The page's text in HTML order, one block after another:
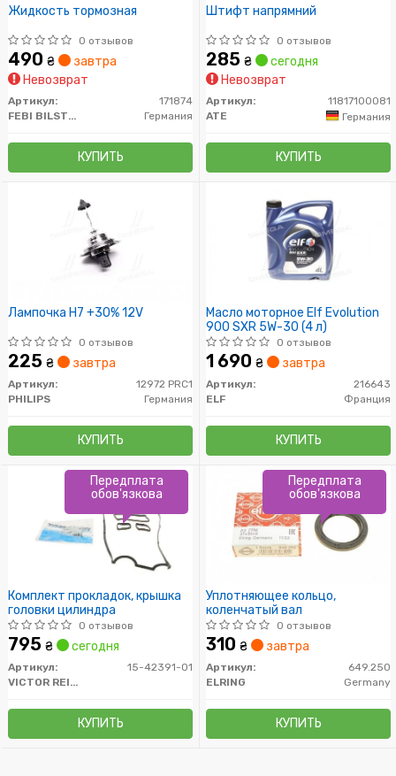
Жидкость тормозная
0 отзывов
490 ₴
завтра
Невозврат
Артикул:
171874
FEBI BILSTEIN
Германия
КУПИТЬ
Штифт напрямний
0 отзывов
285 ₴
сегодня
Невозврат
Артикул:
11817100081
ATE
Германия
КУПИТЬ
Лампочка H7 +30% 12V
0 отзывов
225 ₴ завтра
Артикул:
12972 PRC1
PHILIPS
Германия
КУПИТЬ
Масло моторное Elf Evolution
900 SXR 5W-30 (4 л)
0 отзывов
1 690 ₴ завтра
Артикул:
216643
ELF
Франция
КУПИТЬ
Комплект прокладок, крышка
головки цилиндра
0 отзывов
795 ₴ сегодня
Артикул:
15-42391-01
VICTOR REINZ
КУПИТЬ
Передплата
обов'язкова
Уплотняющее кольцо,
коленчатый вал
0 отзывов
310 ₴ завтра
Артикул:
649.250
ELRING
Germany
КУПИТЬ
Передплата
обов'язкова